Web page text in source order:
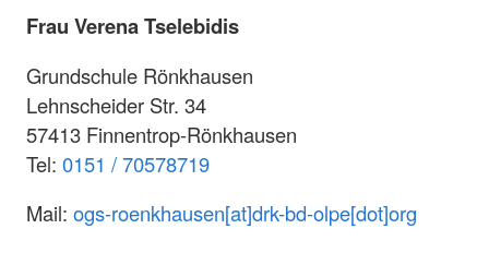
Frau Verena Tselebidis
Grundschule Rönkhausen
Lehnscheider Str. 34
57413 Finnentrop-Rönkhausen
Tel: 0151 / 70578719
Mail: ogs-roenkhausen[at]drk-bd-olpe[dot]org